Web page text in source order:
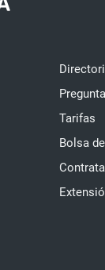
Tarifas
Bolsa